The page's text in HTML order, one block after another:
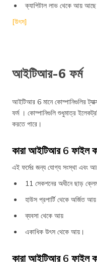
ক্যাপিটাল লাভ থেকে আয়
[উৎস]
আইটিআর-6 ফর্ম
আইটিআর 6 মানে কোম্পানিগুলির ট্যাক্স
ফর্ম । কোম্পানিগুলি শুধুমাত্র
করতে পারে।
কারা আইটিআর 6 ফাইল
এই ফর্মের জন্য যোগ্য সংস্থা এবং
11 সেকশনের অধীনে ছাড়
হাউস প্রপার্টি থেকে অর্জিত
ব্যবসা থেকে আয়
একাধিক উৎস থেকে আয়।
কারা আইটিআর 6 ফাইল